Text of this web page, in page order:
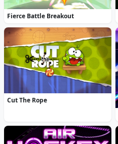
Fierce Battle Breakout
Cut The Rope